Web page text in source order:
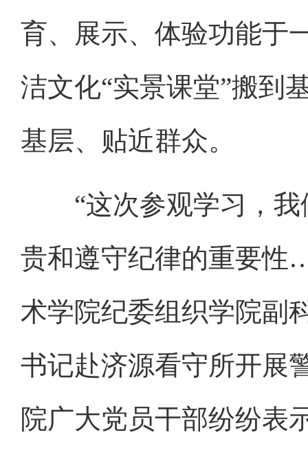
育、展示、体验功能于
洁文化“实景课堂”搬到
基层、贴近群众。
“这次参观学习，我
贵和遵守纪律的重要性
术学院纪委组织学院副
书记赴济源看守所开展
院广大党员干部纷纷表